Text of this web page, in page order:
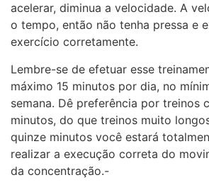
acelerar, diminua a velocidade. A
o tempo, então não tenha pressa e
exercício corretamente.
Lembre-se de efetuar esse
máximo 15 minutos por dia, no
semana. Dê preferência por treinos
minutos, do que treinos muito
quinze minutos você estará
realizar a execução correta do
da concentração.-